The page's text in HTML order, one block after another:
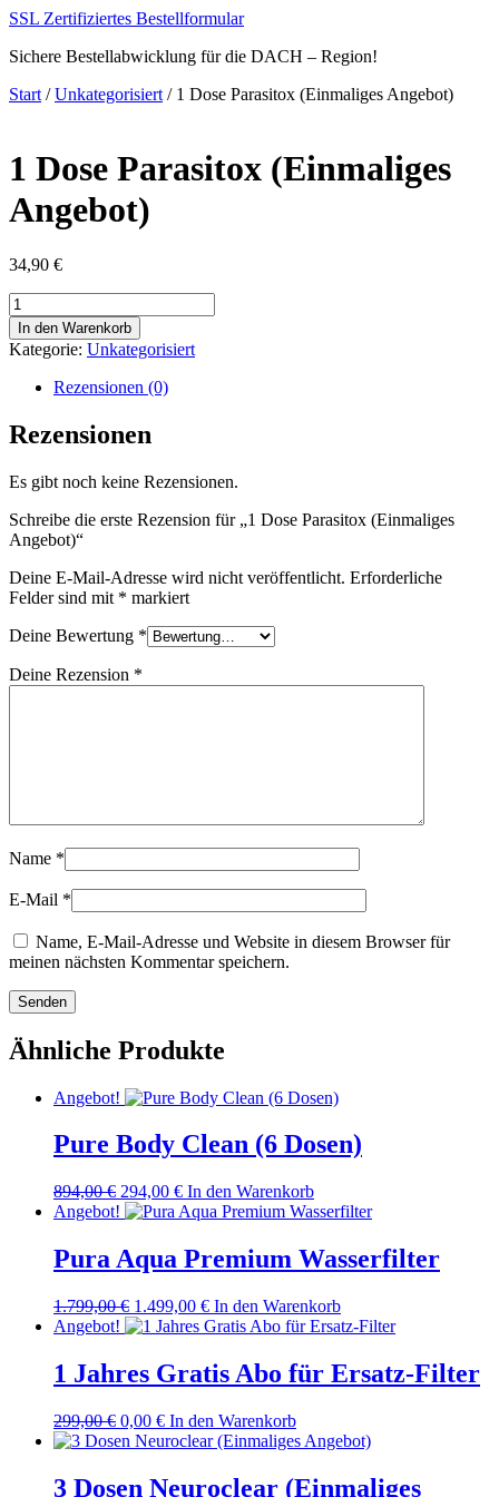
Zum
springen
SSL Zertifiziertes Bestellformular
Sichere Bestellabwicklung für die DACH – Region!
Start /Unkategorisiert / 1 Dose Parasitox (Einmaliges Angebot)
1 Dose Parasitox (Einmaliges
Angebot)
34,90 €
1
Dose
Parasitox
(Einmaliges
Angebot)
Menge
In den Warenkorb
Kategorie: Unkategorisiert
Rezensionen (0)
Rezensionen
Es gibt noch keine Rezensionen.
Schreibe die erste Rezension für „1 Dose Parasitox (Einmaliges
Angebot)“
Deine E-Mail-Adresse wird nicht veröffentlicht. Erforderliche
Felder sind mit * markiert
Deine Bewertung *
Deine Rezension *
Name *
E-Mail *
Name, E-Mail-Adresse und Website in diesem Browser für
meinen nächsten Kommentar speichern.
Ähnliche Produkte
Angebot!
Pure Body Clean (6 Dosen)
894,00€ Ursprünglicher
Preis
894,00 €
294,00 €Aktueller
Preis
294,00 €.
In den Warenkorb
Angebot!
Pura Aqua Premium Wasserfilter
1.799,00€ Ursprünglicher
Preis
1.799,00 €
1.499,00 €Aktueller
Preis
1.499,00 €.
In den Warenkorb
Angebot!
1 Jahres Gratis Abo für Ersatz-Filter
299,00€ Ursprünglicher
Preis
299,00 €
0,00 €Aktueller
Preis
0,00 €.
In den Warenkorb
3 Dosen Neuroclear (Einmaliges